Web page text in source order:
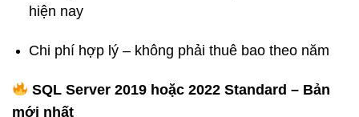
hiện nay
Chi phí hợp lý – không phải thuê bao theo năm
SQL Server 2019 hoặc 2022 Standard – Bản
mới nhất